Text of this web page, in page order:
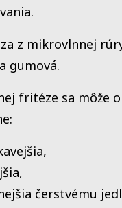
z mikrovlnnej
gumová.
fritéze sa môže
čerstvému